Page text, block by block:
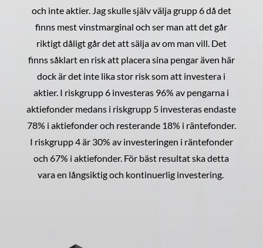
och inte aktier. Jag skulle själv välja grupp 6 då det
finns mest vinstmarginal och ser man att det går
riktigt dåligt går det att sälja av om man vill. Det
finns såklart en risk att placera sina pengar även här
dock är det inte lika stor risk som att investera i
aktier. I riskgrupp 6 investeras 96% av pengarna i
aktiefonder medans i riskgrupp 5 investeras endaste
78% i aktiefonder och resterande 18% i räntefonder.
I riskgrupp 4 är 30% av investeringen i räntefonder
och 67% i aktiefonder. För bäst resultat ska detta
vara en långsiktig och kontinuerlig investering.